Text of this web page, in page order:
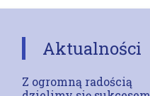
Aktualności
Z ogromną radością